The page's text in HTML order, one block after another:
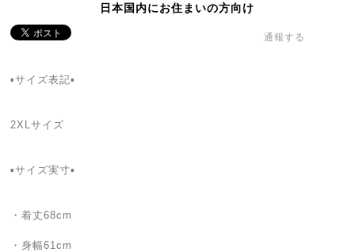
日本国内にお住まいの方向け
通報する
▪️サイズ表記▪️
2XLサイズ
▪️サイズ実寸▪️
・着丈68cm
・身幅61cm